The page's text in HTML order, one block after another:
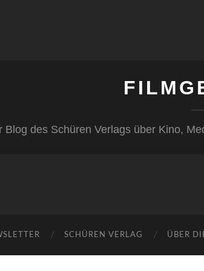
Blog des Schüren Verlags über Kino,
SCHÜREN VERLAG ÜBER